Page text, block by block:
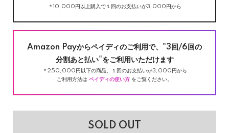
＊10,000円以上購入で１回のお支払いが3,000円から
Amazon Payからペイディのご利用で、"3回/6回の
分割あと払い"をご利用いただけます
＊250,000円以下の商品、１回のお支払いが3,000円から
ご利用方法は ペイディの使い方 をご覧ください。
SOLD OUT